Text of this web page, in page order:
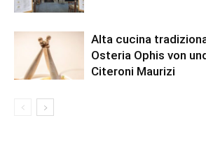
Alta cucina
Osteria Ophis von
Citeroni Maurizi